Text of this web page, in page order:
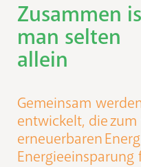
Zusammen
man selten
allein
Gemeinsam
entwickelt, diezum
erneuerbaren
Energieeinsparung